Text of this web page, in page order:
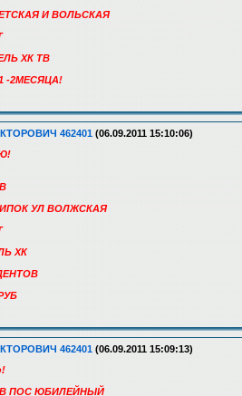
И ВОЛЬСКАЯ
ХК ТВ
-2МЕСЯЦА!
462401 (06.09.2011 15:10:06)
УЛ ВОЛЖСКАЯ
ХК
462401 (06.09.2011 15:09:13)
ПОС ЮБИЛЕЙНЫЙ